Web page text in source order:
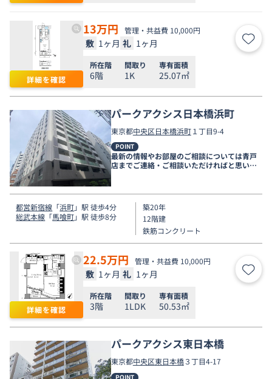
詳細を確認
13万円 管理・共益費 10,000円
敷 1ヶ月 礼 1ヶ月 お気
所在階
6階
間取り
1K
専有面積
25.07㎡
パークアクシス日本橋浜町
東京都中央区日本橋浜町１丁目9-4
POINT
最新の情報やお部屋のご相談については青戸
店までご連絡・ご相談いただければと思いま
す。
都営新宿線 「浜町」駅 徒歩4分
総武本線 「馬喰町」駅 徒歩8分
築20年
12階建
鉄筋コンクリート
詳細を確認
22.5万円 管理・共益費 10,000円
敷 1ヶ月 礼 1ヶ月 お気
所在階
3階
間取り
1LDK
専有面積
50.53㎡
パークアクシス東日本橋
東京都中央区東日本橋３丁目4-17
POINT